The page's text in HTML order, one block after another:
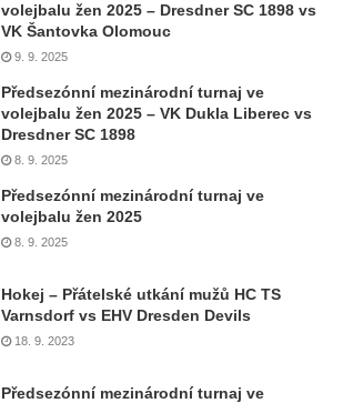
volejbalu žen 2025 – Dresdner SC 1898 vs
VK Šantovka Olomouc
9. 9. 2025
Předsezónní mezinárodní turnaj ve
volejbalu žen 2025 – VK Dukla Liberec vs
Dresdner SC 1898
8. 9. 2025
Předsezónní mezinárodní turnaj ve
volejbalu žen 2025
8. 9. 2025
Hokej – Přátelské utkání mužů HC TS
Varnsdorf vs EHV Dresden Devils
18. 9. 2023
Předsezónní mezinárodní turnaj ve